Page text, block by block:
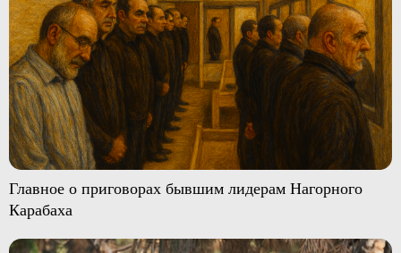
Главное о приговорах бывшим лидерам Нагорного
Карабаха